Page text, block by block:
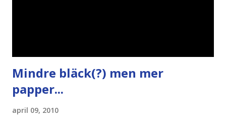
Mindre bläck(?) men mer
papper...
april 09, 2010